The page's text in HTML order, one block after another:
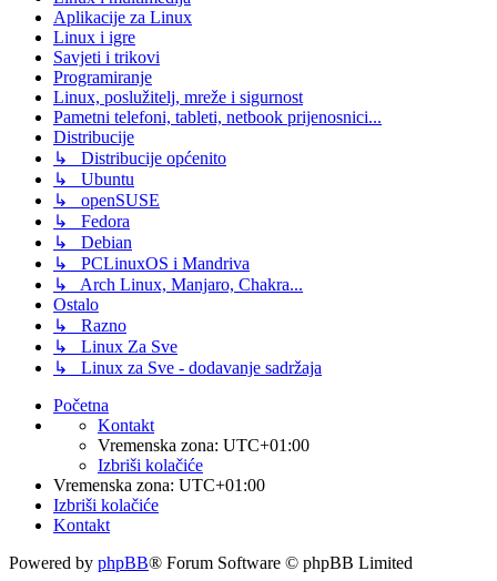
Aplikacije za Linux
Linux i igre
Savjeti i trikovi
Programiranje
Linux, poslužitelj, mreže i sigurnost
Pametni telefoni, tableti, netbook prijenosnici...
Distribucije
↳ Distribucije općenito
↳ Ubuntu
↳ openSUSE
↳ Fedora
↳ Debian
↳ PCLinuxOS i Mandriva
↳ Arch Linux, Manjaro, Chakra...
Ostalo
↳ Razno
↳ Linux Za Sve
↳ Linux za Sve - dodavanje sadržaja
Početna
Kontakt
Vremenska zona: UTC+01:00
Izbriši kolačiće
Vremenska zona: UTC+01:00
Izbriši kolačiće
Kontakt
Powered by phpBB® Forum Software © phpBB Limited